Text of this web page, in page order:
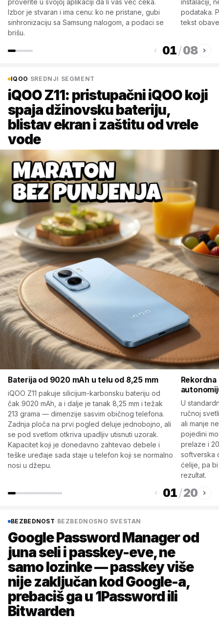
proverite u svojoj aplikaciji da li vas već čeka.
Izbor je stvaran i ima cenu: ko ne pristane, gubi
sinhronizaciju sa Samsung nalogom, a podaci se
brišu.
instalaciji,
podataka.
tekst
01/08
IQOO· SREDNJI SEGMENT
iQOO Z11: pristupačni iQOO koji
spaja džinovsku bateriju,
blistav ekran i zaštitu od vrele
vode
Baterija od 9020 mAh u telu od 8,25 mm
iQOO Z11 pakuje silicijum-karbonsku bateriju od
čak 9020 mAh, a i dalje je tanak 8,25 mm i težak
213 grama — dimenzije sasvim običnog telefona.
Zadnja ploča na prvi pogled deluje jednobojno, ali
se pod svetlom otkriva upadljiv utisnuti uzorak.
Kapacitet koji je donedavno zahtevao debele i
teške uređaje sada staje u telefon koji se normalno
nosi u džepu.
U
ručnoj
ali manje
pojedini
prelaze i
softverska
ćelije, pa
rezultat.
01/20
BEZBEDNOST· BEZBEDNOSNO SVESTAN
Google Password Manager od
juna seli i passkey-eve, ne
samo lozinke — passkey više
nije zaključan kod Google-a,
prebaciš ga u 1Password ili
Bitwarden